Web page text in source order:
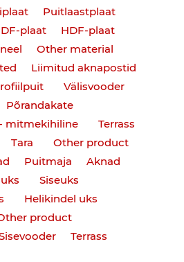
Puitlaastplaat
plaat
HDF-plaat
Other material
Liimitud aknapostid
Välisvooder
Terrass
Tara
Other product
Puitmaja
Aknad
Siseuks
Helikindel uks
product
Terrass